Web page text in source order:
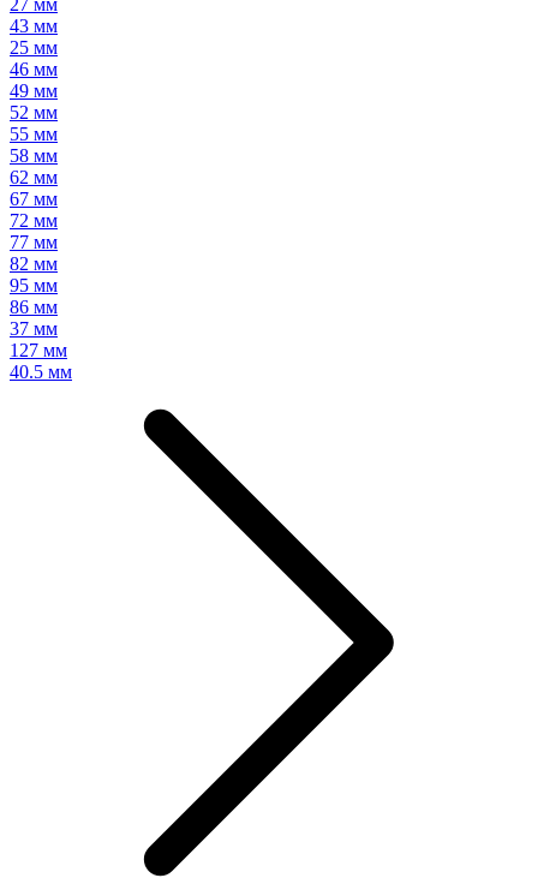
27 мм
43 мм
25 мм
46 мм
49 мм
52 мм
55 мм
58 мм
62 мм
67 мм
72 мм
77 мм
82 мм
95 мм
86 мм
37 мм
127 мм
40.5 мм